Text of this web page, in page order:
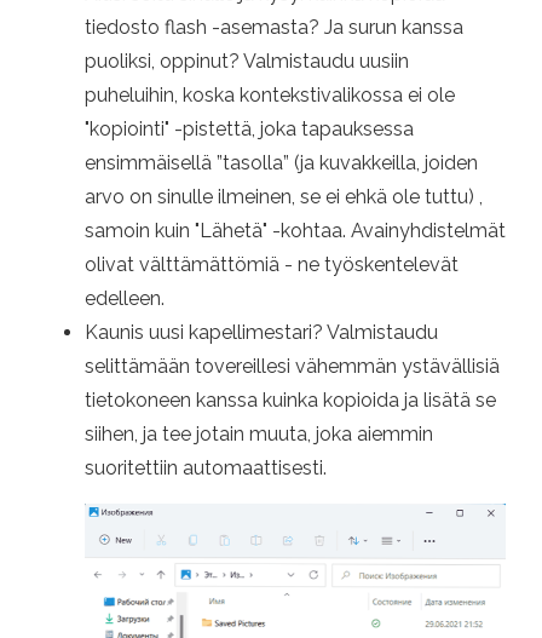
tiedosto flash -asemasta? Ja surun kanssa
puoliksi, oppinut? Valmistaudu uusiin
puheluihin, koska kontekstivalikossa ei ole
"kopiointi" -pistettä, joka tapauksessa
ensimmäisellä ”tasolla” (ja kuvakkeilla, joiden
arvo on sinulle ilmeinen, se ei ehkä ole tuttu) ,
samoin kuin "Lähetä" -kohtaa. Avainyhdistelmät
olivat välttämättömiä - ne työskentelevät
edelleen.
Kaunis uusi kapellimestari? Valmistaudu
selittämään tovereillesi vähemmän ystävällisiä
tietokoneen kanssa kuinka kopioida ja lisätä se
siihen, ja tee jotain muuta, joka aiemmin
suoritettiin automaattisesti.